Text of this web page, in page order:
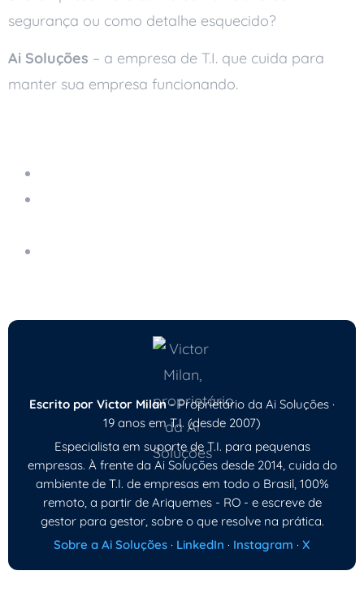
segurança ou como detalhe esquecido?
Ai Soluções – a empresa de T.I. que cuida para
manter sua empresa funcionando.
Escrito por Victor Milan- Proprietário da Ai Soluções ·
19 anos em T.I. (desde 2007)
Especialista em suporte de T.I. para pequenas
empresas. À frente da Ai Soluções desde 2014, cuida do
ambiente de T.I. de empresas em todo o Brasil, 100%
remoto, a partir de Ariquemes - RO - e escreve de
gestor para gestor, sobre o que resolve na prática.
Sobre a Ai Soluções · LinkedIn · Instagram · X